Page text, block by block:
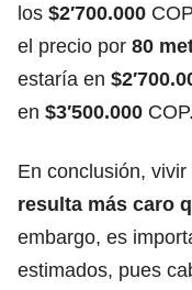
los $2′700.000
el precio por 80
estaría en
en $3′500.000 COP.
En conclusión,
resulta más caro
embargo, es
estimados, pues